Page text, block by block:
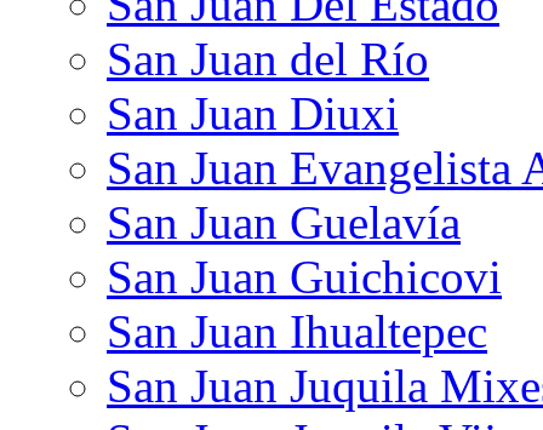
San Juan del Río
San Juan Diuxi
San Juan Evangelista
San Juan Guelavía
San Juan Guichicovi
San Juan Ihualtepec
San Juan Juquila